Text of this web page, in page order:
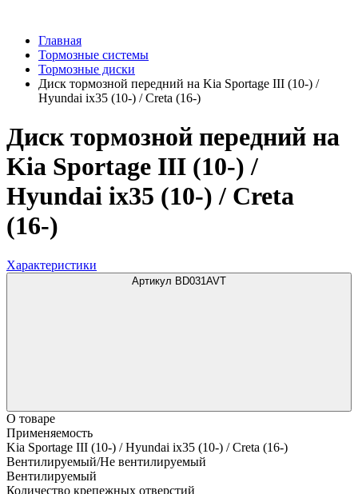
Главная
Тормозные системы
Тормозные диски
Диск тормозной передний на Kia Sportage III (10-) /
Hyundai ix35 (10-) / Creta (16-)
Диск тормозной передний на
Kia Sportage III (10-) /
Hyundai ix35 (10-) / Creta
(16-)
Характеристики
Артикул BD031AVT
О товаре
Применяемость
Kia Sportage III (10-) / Hyundai ix35 (10-) / Creta (16-)
Вентилируемый/Не вентилируемый
Вентилируемый
Количество крепежных отверстий